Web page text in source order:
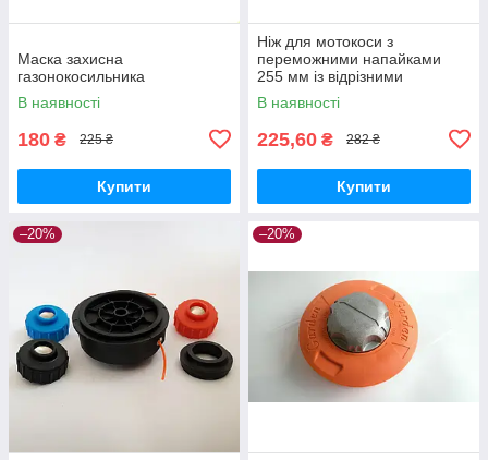
Маска захисна
газонокосильника
В наявності
180 ₴ 225 ₴
Купити
Ніж для мотокоси з
переможними напайками
255 мм із відрізними
пелюстками
В наявності
225,60 ₴ 282 ₴
Купити
–20% –20%